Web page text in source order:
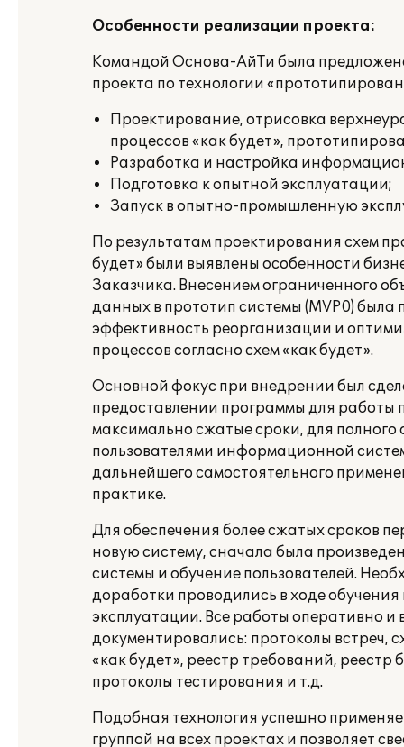
Особенности реализации проекта:
Командой Основа-АйТи была
проекта по технологии
Проектирование, отрисовка
процессов «как будет»,
Разработка и настройка
Подготовка к опытной эксплуатации;
Запуск в опытно-промышленную
По результатам проектирования схем
будет» были выявлены особенности
Заказчика. Внесением ограниченного
данных в прототип системы (MVP0) была
эффективность реорганизации и
процессов согласно схем «как будет».
Основной фокус при внедрении был
предоставлении программы для работы
максимально сжатые сроки, для полного
пользователями информационной
дальнейшего самостоятельного
практике.
Для обеспечения более сжатых сроков
новую систему, сначала была
системы и обучение пользователей.
доработки проводились в ходе
эксплуатации. Все работы оперативно и
документировались: протоколы встреч,
«как будет», реестр требований, реестр
протоколы тестирования и т.д.
Подобная технология успешно
группой на всех проектах и позволяет